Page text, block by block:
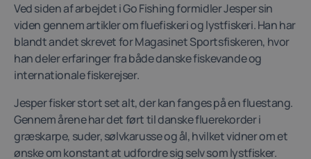
Ved siden af arbejdet i Go Fishing formidler Jesper sin
viden gennem artikler om fluefiskeri og lystfiskeri. Han har
blandt andet skrevet for Magasinet Sportsfiskeren, hvor
han deler erfaringer fra både danske fiskevande og
internationale fiskerejser.
Jesper fisker stort set alt, der kan fanges på en fluestang.
Gennem årene har det ført til danske fluerekorder i
græskarpe, suder, sølvkarusse og ål, hvilket vidner om et
ønske om konstant at udfordre sig selv som lystfisker.